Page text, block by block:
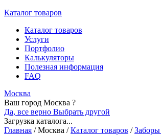
Каталог товаров
Каталог товаров
Услуги
Портфолио
Калькуляторы
Полезная информация
FAQ
Москва
Ваш город Москва ?
Да, все верно Выбрать другой
Загрузка каталога...
Главная /Москва / Каталог товаров /